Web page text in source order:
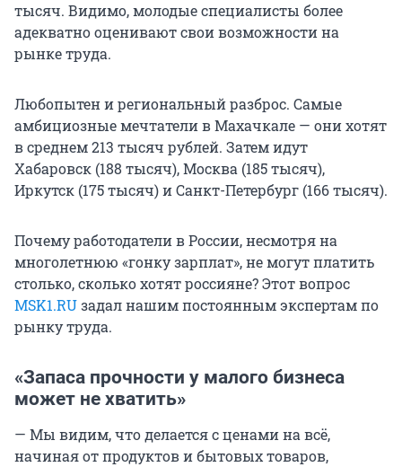
тысяч. Видимо, молодые специалисты более
адекватно оценивают свои возможности на
рынке труда.
Любопытен и региональный разброс. Самые
амбициозные мечтатели в Махачкале — они хотят
в среднем 213 тысяч рублей. Затем идут
Хабаровск (188 тысяч), Москва (185 тысяч),
Иркутск (175 тысяч) и Санкт-Петербург (166 тысяч).
Почему работодатели в России, несмотря на
многолетнюю «гонку зарплат», не могут платить
столько, сколько хотят россияне? Этот вопрос
MSK1.RUзадал нашим постоянным экспертам по
рынку труда.
«Запаса прочности у малого бизнеса
может не хватить»
— Мы видим, что делается с ценами на всё,
начиная от продуктов и бытовых товаров,